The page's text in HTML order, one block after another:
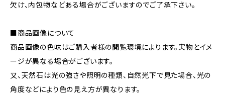
欠け、内包物などある場合がございますのでご了承下さい。
■商品画像について
商品画像の色味はご購入者様の閲覧環境によります。実物とイメ
ージが異なる場合がございます。
又、天然石は光の強さや照明の種類、自然光下で見た場合、光の
角度などにより色の見え方が異なります。